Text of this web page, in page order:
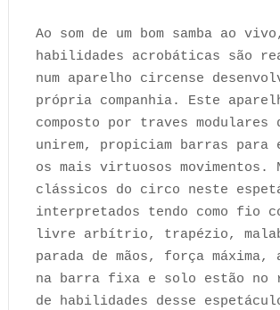
Ao som de um bom samba ao vivo,
habilidades acrobáticas são
num aparelho circense
própria companhia. Este
composto por traves modulares
unirem, propiciam barras para
os mais virtuosos movimentos.
clássicos do circo neste
interpretados tendo como fio
livre arbítrio, trapézio,
parada de mãos, força máxima,
na barra fixa e solo estão no
de habilidades desse